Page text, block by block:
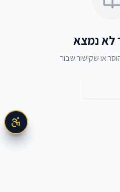
לא נמצא
או שקישור שבור